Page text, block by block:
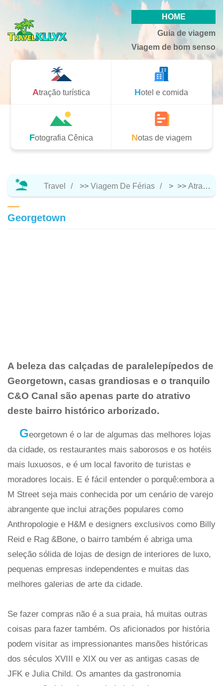
HOME
Guia de viagem
Viagem de bom senso
Atração turística Hotel e comida
Fotografia Cênica Notas de viagem
Travel >> Viagem De Férias > >> Atração Turística
Georgetown
A beleza das calçadas de paralelepípedos de
Georgetown, casas grandiosas e o tranquilo
C&O Canal são apenas parte do atrativo
deste bairro histórico arborizado.
Georgetown é o lar de algumas das melhores lojas
da cidade, os restaurantes mais saborosos e os hotéis
mais luxuosos, e é um local favorito de turistas e
moradores locais. E é fácil entender o porquê:embora a
M Street seja mais conhecida por um cenário de varejo
abrangente que inclui atrações populares como
Anthropologie e H&M e designers exclusivos como Billy
Reid e Rag &Bone, o bairro também é abriga uma
seleção sólida de lojas de design de interiores de luxo,
pequenas empresas independentes e muitas das
melhores galerias de arte da cidade.
Se fazer compras não é a sua praia, há muitas outras
coisas para fazer também. Os aficionados por história
podem visitar as impressionantes mansões históricas
dos séculos XVIII e XIX ou ver as antigas casas de
JFK e Julia Child. Os amantes da gastronomia